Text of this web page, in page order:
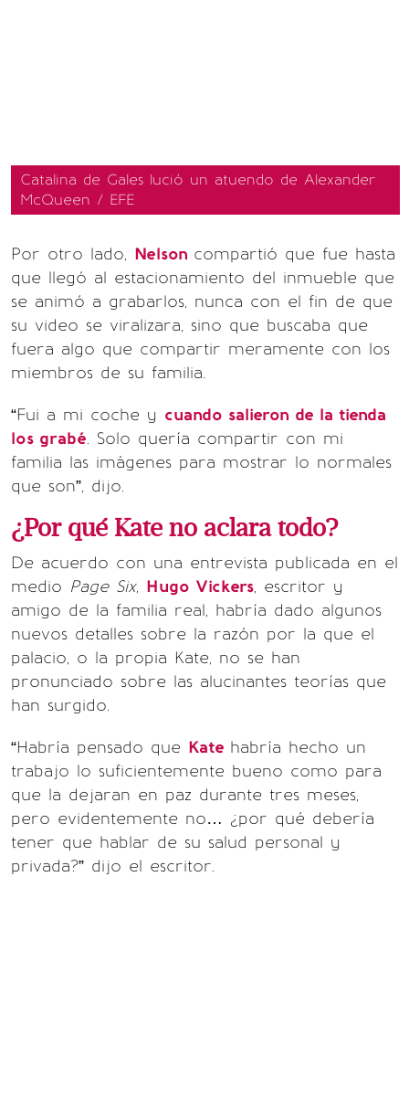
Catalina de Gales lució un atuendo de Alexander
McQueen / EFE
Por otro lado, Nelson compartió que fue hasta
que llegó al estacionamiento del inmueble que
se animó a grabarlos, nunca con el fin de que
su video se viralizara, sino que buscaba que
fuera algo que compartir meramente con los
miembros de su familia.
“Fui a mi coche y cuando salieron de la tienda
los grabé. Solo quería compartir con mi
familia las imágenes para mostrar lo normales
que son”, dijo.
¿Por qué Kate no aclara todo?
De acuerdo con una entrevista publicada en el
medio Page Six, Hugo Vickers, escritor y
amigo de la familia real, habría dado algunos
nuevos detalles sobre la razón por la que el
palacio, o la propia Kate, no se han
pronunciado sobre las alucinantes teorías que
han surgido.
“Habría pensado que Kate habría hecho un
trabajo lo suficientemente bueno como para
que la dejaran en paz durante tres meses,
pero evidentemente no… ¿por qué debería
tener que hablar de su salud personal y
privada?” dijo el escritor.